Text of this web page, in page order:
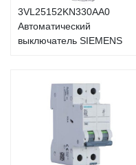
3VL25152KN330AA0
Автоматический
выключатель SIEMENS